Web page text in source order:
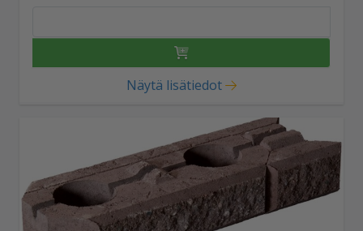
Näytä lisätiedot